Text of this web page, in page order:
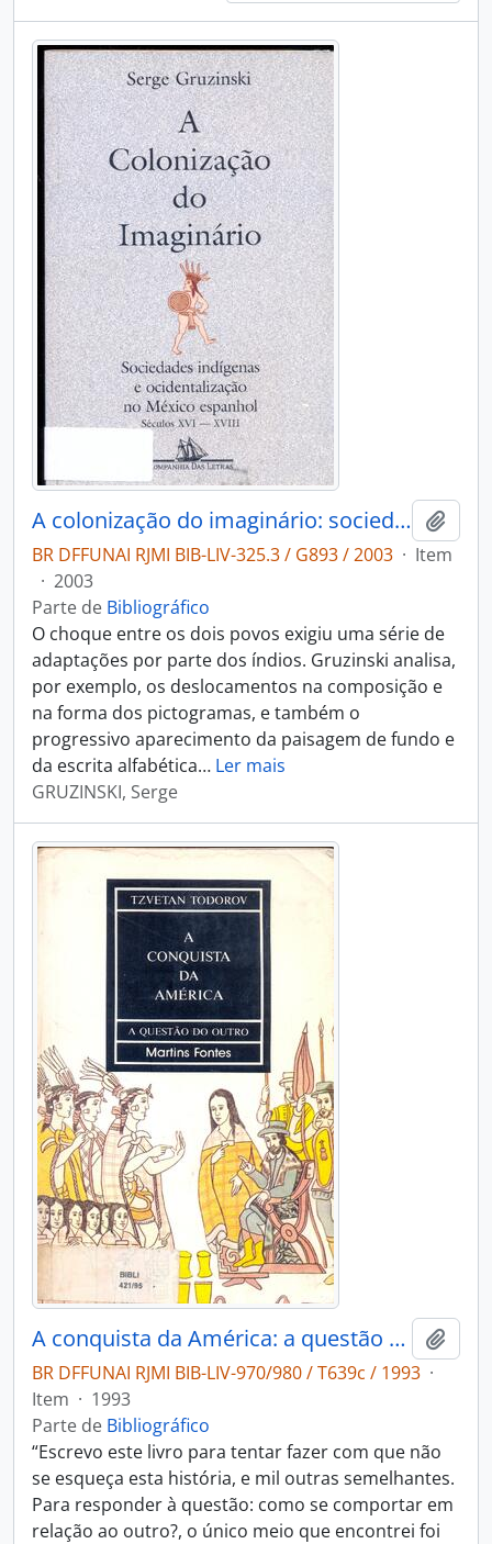
A colonização do imaginário: sociedades indígenas e ocidentalização no México espanhol séculos XVI e XVIII.
BR DFFUNAI RJMI BIB-LIV-325.3 / G893 / 2003 · Item
· 2003
Parte de Bibliográfico
O choque entre os dois povos exigiu uma série de
adaptações por parte dos índios. Gruzinski analisa,
por exemplo, os deslocamentos na composição e
na forma dos pictogramas, e também o
progressivo aparecimento da paisagem de fundo e
da escrita alfabética… Ler mais
GRUZINSKI, Serge
A conquista da América: a questão do outro.
BR DFFUNAI RJMI BIB-LIV-970/980 / T639c / 1993 ·
Item · 1993
Parte de Bibliográfico
“Escrevo este livro para tentar fazer com que não
se esqueça esta história, e mil outras semelhantes.
Para responder à questão: como se comportar em
relação ao outro?, o único meio que encontrei foi